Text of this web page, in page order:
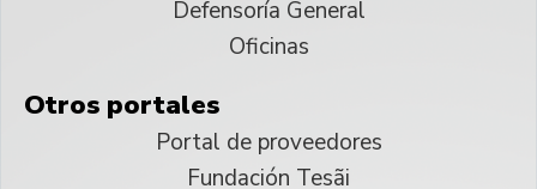
Defensoría General
Oficinas
Otros portales
Portal de proveedores
Fundación Tesãi